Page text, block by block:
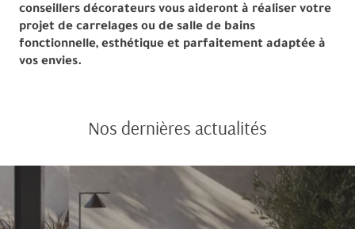
conseillers décorateurs vous aideront à réaliser votre
projet de carrelages ou de salle de bains
fonctionnelle, esthétique et parfaitement adaptée à
vos envies.
Nos dernières actualités